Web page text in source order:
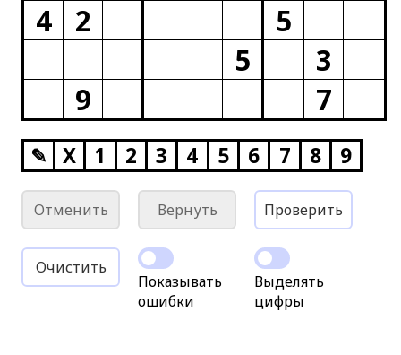
4
2
5
5
3
9
7
✎ X 1 2 3 4 5 6 7 8 9
Отменить Вернуть Проверить
Очистить
Показывать
ошибки
Выделять
цифры